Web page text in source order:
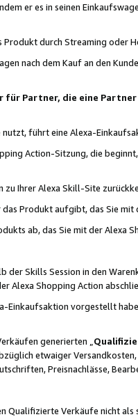
er es in seinen
durch Streaming oder
nach dem Kauf an den
Partner, die eine
führt eine Alexa-
Action-Sitzung, die
Ihrer Alexa Skill-Site
Produkt aufgibt, das Sie mit
ab, das Sie mit der Alexa
Skills Session in den
Alexa Shopping Action
vorgestellt
generierten „
etwaiger
Preisnachlässe,
Qualifizierte Verkäufe nicht